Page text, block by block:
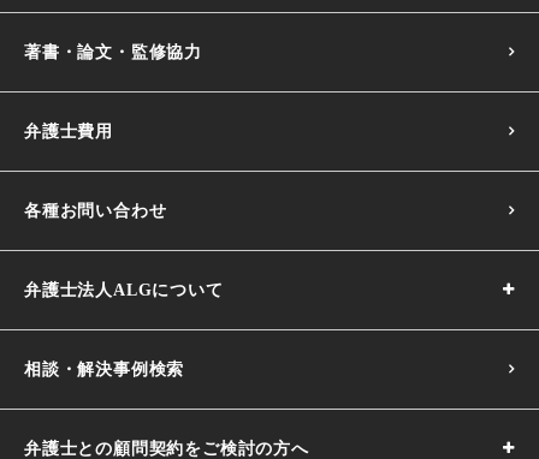
著書・論文・監修協力
弁護士費用
各種お問い合わせ
弁護士法人ALGについて
相談・解決事例検索
弁護士との顧問契約をご検討の方へ